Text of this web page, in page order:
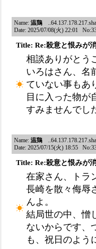
Name: 温鶏
Date: 2025/07/08(火) 22:01
Title: Re:殺意と恨みが
相談ありがとう
いろはさん、名
ていない事もあ
目に入った物が
すみませんでし
Name: 温鶏
Date: 2025/07/15(火) 18:55
Title: Re:殺意と恨みが
在家さん、トラ
長崎を散々侮辱
んよ。
結局世の中、憎
ないからです、
も、祝日のよう